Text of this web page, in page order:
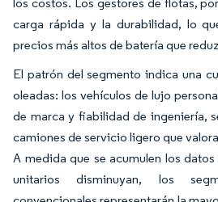
carga rápida y la durabilidad, lo
precios más altos de batería que
El patrón del segmento indica una
oleadas: los vehículos de lujo
de marca y fiabilidad de ingeniería,
camiones de servicio ligero que
A medida que se acumulen los
unitarios disminuyan, los